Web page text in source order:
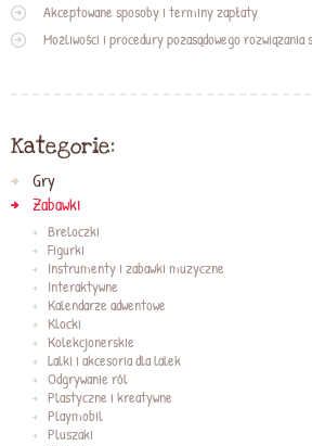
Akceptowane sposoby i terminy zapłaty
Możliwości i procedury pozasądowego rozwiązania
Kategorie:
Gry
Zabawki
Breloczki
Figurki
Instrumenty i zabawki muzyczne
Interaktywne
Kalendarze adwentowe
Klocki
Kolekcjonerskie
Lalki i akcesoria dla lalek
Odgrywanie ról
Plastyczne i kreatywne
Playmobil
Pluszaki